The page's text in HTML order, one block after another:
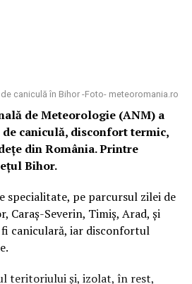
caniculă în Bihor -Foto- meteoromania.ro
de Meteorologie (ANM) a
caniculă, disconfort termic,
din România. Printre
Bihor.
specialitate, pe parcursul zilei de
Caraş-Severin, Timiş, Arad, şi
fi caniculară, iar disconfortul
teritoriului şi, izolat, în rest,